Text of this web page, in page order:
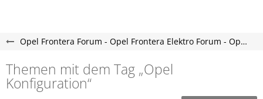
Opel Frontera Forum - Opel Frontera Elektro Forum - Opel Frontera C Forum
Themen mit dem Tag „Opel
Konfiguration“